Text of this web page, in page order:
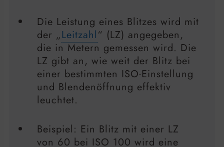
Die Leistung eines Blitzes wird mit
der „Leitzahl“ (LZ) angegeben,
die in Metern gemessen wird. Die
LZ gibt an, wie weit der Blitz bei
einer bestimmten ISO-Einstellung
und Blendenöffnung effektiv
leuchtet.
Beispiel: Ein Blitz mit einer LZ
von 60 bei ISO 100 wird eine